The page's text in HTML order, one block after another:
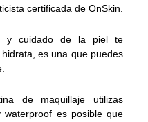
certificada de OnSkin.
y cuidado de la piel te
es una que puedes
de maquillaje utilizas
es posible que